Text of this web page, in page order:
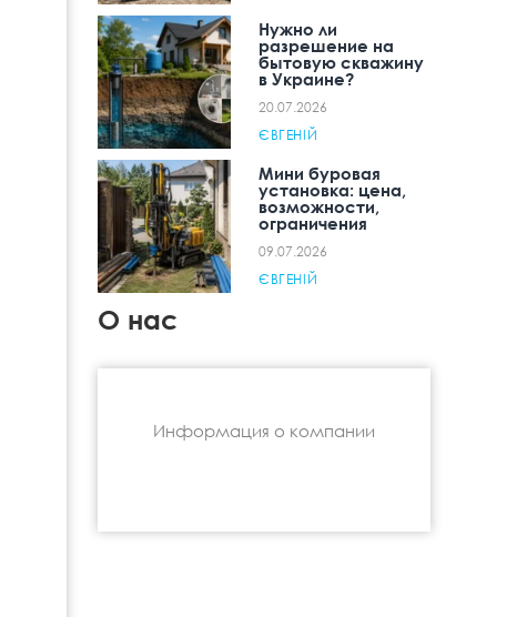
Нужно ли
разрешение на
бытовую скважину
в Украине?
20.07.2026
ЄВГЕНІЙ
Мини буровая
установка: цена,
возможности,
ограничения
09.07.2026
ЄВГЕНІЙ
О нас
Информация о компании